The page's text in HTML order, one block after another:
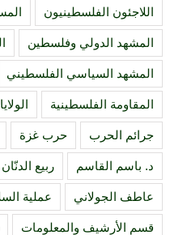
اللاجئون الفلسطينيون
المشهد الدولي وفلسطين
المشهد السياسي الفلسطيني
المقاومة الفلسطينية
جرائم الحرب حرب غزة
د. باسم القاسم ربيع الدنّان
عاطف الجولاني عملية
قسم الأرشيف والمعلومات